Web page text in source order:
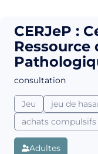
CERJeP :
Ressource
consultation
Jeu jeu de
achats compulsifs
Adultes